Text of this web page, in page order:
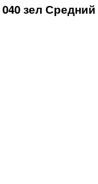
зел Средний